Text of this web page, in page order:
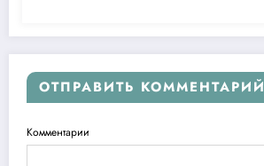
ОТПРАВИТЬ КОММЕНТАРИЙ
Комментарии